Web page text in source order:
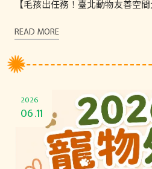
【毛孩出任務！臺北動物友善空
READ MORE
2026
06.11